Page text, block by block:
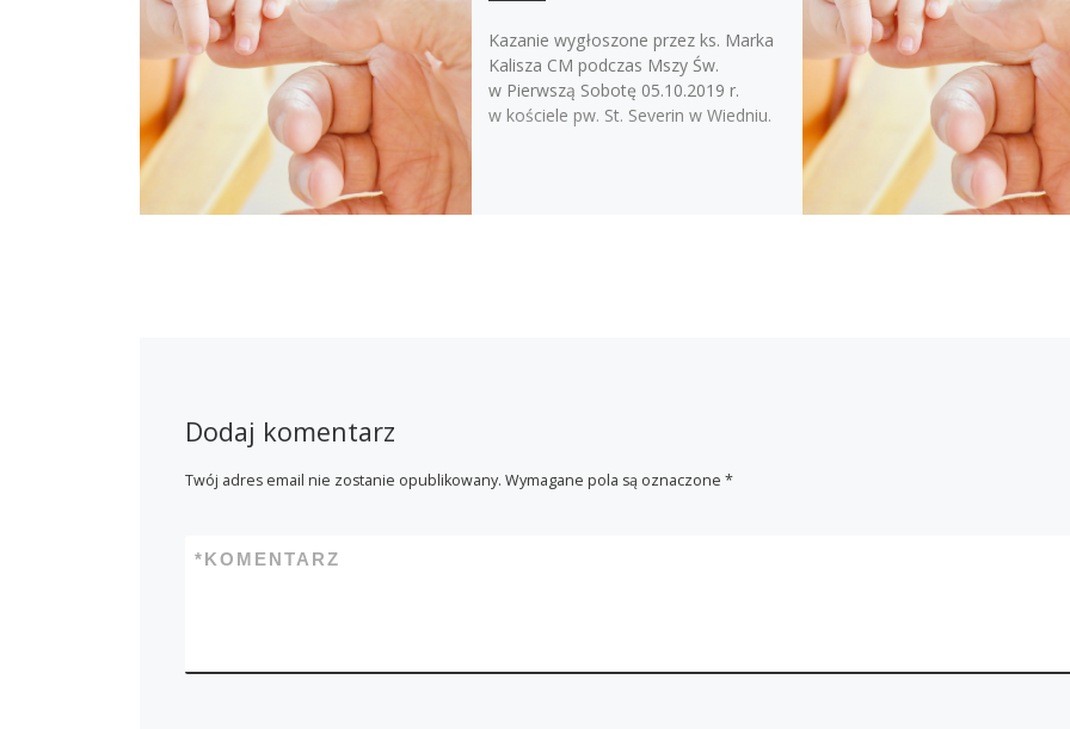
Kazanie wygłoszone przez ks. Marka
Kalisza CM podczas Mszy Św.
w Pierwszą Sobotę 05.10.2019 r.
w kościele pw. St. Severin w Wiedniu.
Dodaj komentarz
Twój adres email nie zostanie opublikowany. Wymagane pola są oznaczone *
KOMENTARZ
*